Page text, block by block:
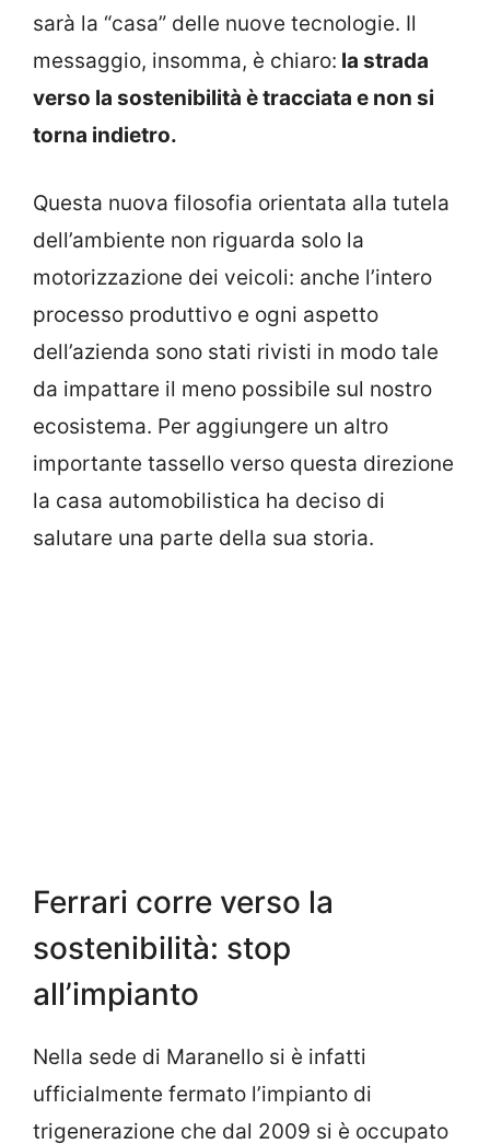
sarà la “casa” delle nuove tecnologie. Il
messaggio, insomma, è chiaro: la strada
verso la sostenibilità è tracciata e non si
torna indietro.
Questa nuova filosofia orientata alla tutela
dell’ambiente non riguarda solo la
motorizzazione dei veicoli: anche l’intero
processo produttivo e ogni aspetto
dell’azienda sono stati rivisti in modo tale
da impattare il meno possibile sul nostro
ecosistema. Per aggiungere un altro
importante tassello verso questa direzione
la casa automobilistica ha deciso di
salutare una parte della sua storia.
Ferrari corre verso la
sostenibilità: stop
all’impianto
Nella sede di Maranello si è infatti
ufficialmente fermato l’impianto di
trigenerazione che dal 2009 si è occupato